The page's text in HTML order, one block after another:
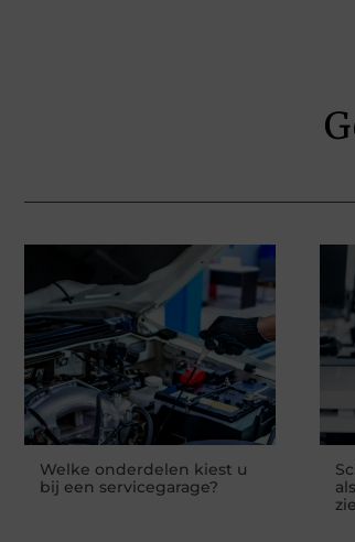
Welke onderdelen kiest u
bij een servicegarage?